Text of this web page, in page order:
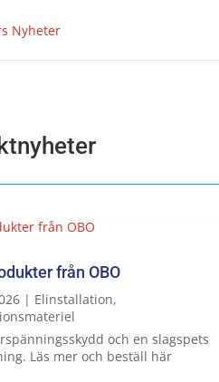
från OBO
| Elinstallation,
och en slagspets
Läs mer och beställ här